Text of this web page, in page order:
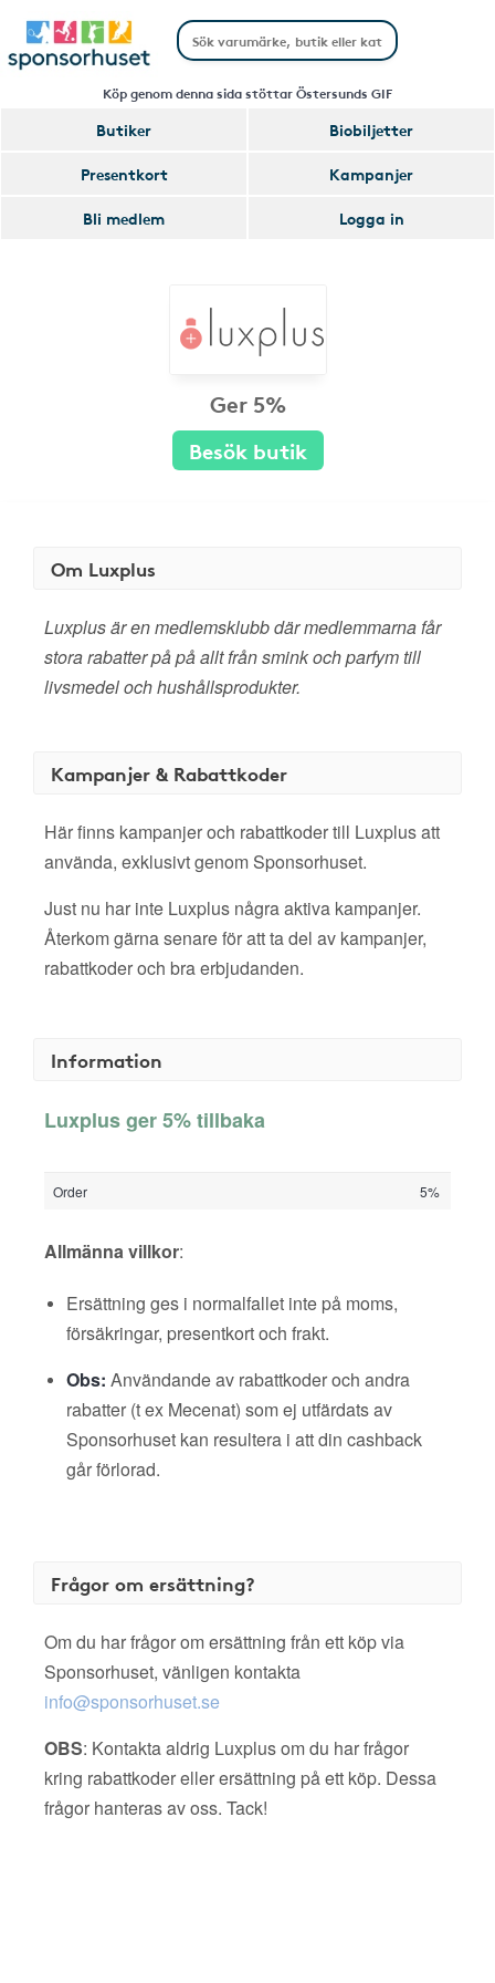
Köp genom denna sida stöttar Östersunds GIF
Butiker
Biobiljetter
Presentkort
Kampanjer
Bli medlem
Logga in
Ger 5%
Besök butik
Om Luxplus
Luxplus är en medlemsklubb där medlemmarna får
stora rabatter på på allt från smink och parfym till
livsmedel och hushållsprodukter.
Kampanjer & Rabattkoder
Här finns kampanjer och rabattkoder till Luxplus att
använda, exklusivt genom Sponsorhuset.
Just nu har inte Luxplus några aktiva kampanjer.
Återkom gärna senare för att ta del av kampanjer,
rabattkoder och bra erbjudanden.
Information
Luxplus ger 5% tillbaka
Order 5%
Allmänna villkor:
Ersättning ges i normalfallet inte på moms,
försäkringar, presentkort och frakt.
Obs: Användande av rabattkoder och andra
rabatter (t ex Mecenat) som ej utfärdats av
Sponsorhuset kan resultera i att din cashback
går förlorad.
Frågor om ersättning?
Om du har frågor om ersättning från ett köp via
Sponsorhuset, vänligen kontakta
info@sponsorhuset.se
OBS: Kontakta aldrig Luxplus om du har frågor
kring rabattkoder eller ersättning på ett köp. Dessa
frågor hanteras av oss. Tack!